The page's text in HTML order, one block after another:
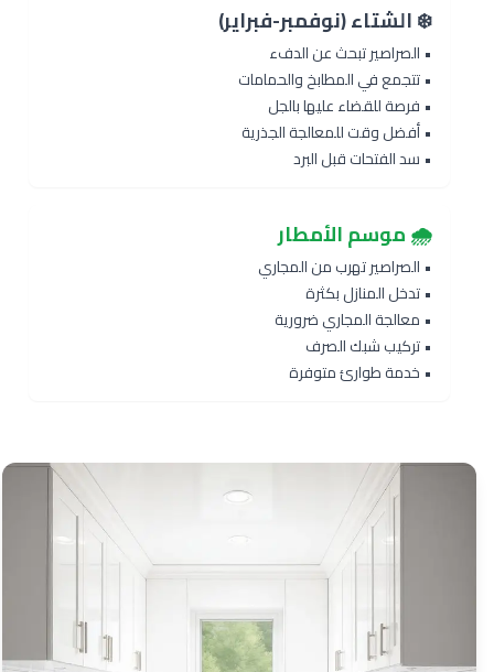
❄️ الشتاء (نوفمبر-فبراير)
• الصراصير تبحث عن الدفء
• تتجمع في المطابخ والحمامات
• فرصة للقضاء عليها بالجل
• أفضل وقت للمعالجة الجذرية
• سد الفتحات قبل البرد
🌧️ موسم الأمطار
• الصراصير تهرب من المجاري
• تدخل المنازل بكثرة
• معالجة المجاري ضرورية
• تركيب شبك الصرف
• خدمة طوارئ متوفرة